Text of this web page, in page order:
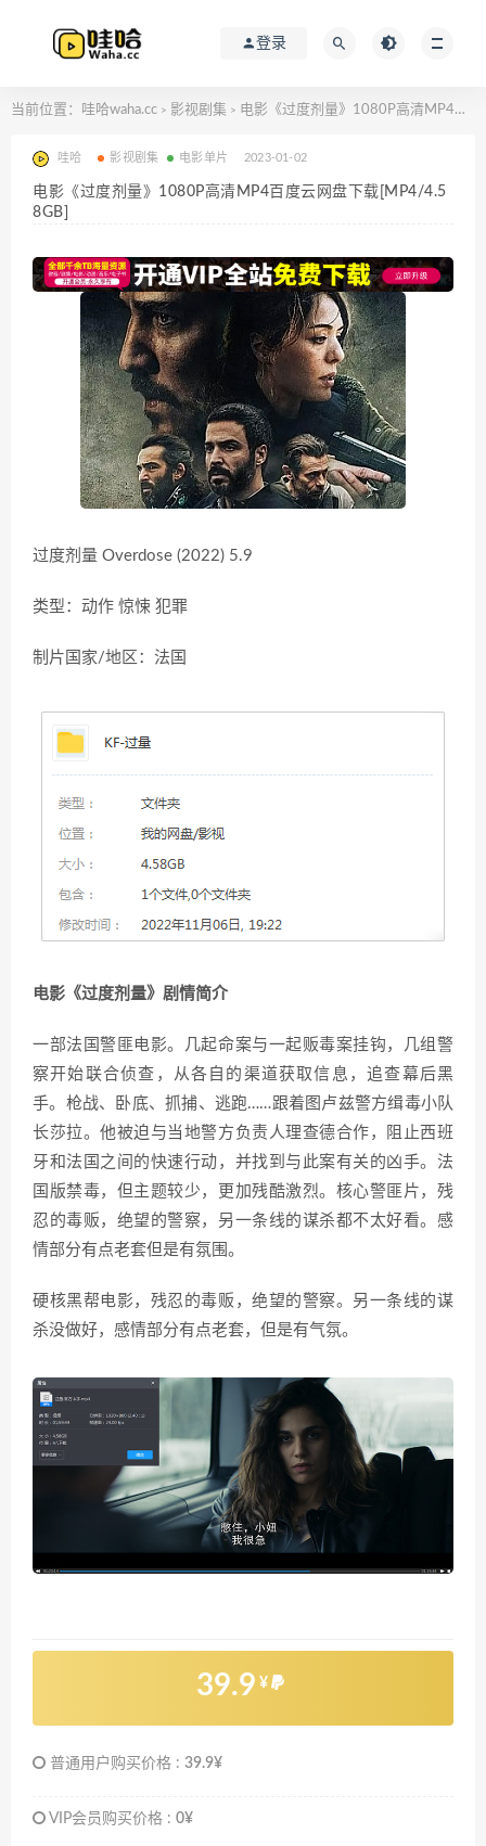
登录
当前位置： 哇哈waha.cc > 影视剧集 > 电影《过度剂量》1080P高清MP4百度云网盘下载[MP4/4.58GB]
哇哈 影视剧集 电影单片 2023-01-02
电影《过度剂量》1080P高清MP4百度云网盘下载[MP4/4.5
8GB]
过度剂量 Overdose (2022) 5.9
类型：动作 惊悚 犯罪
制片国家/地区：法国
电影《过度剂量》剧情简介
一部法国警匪电影。几起命案与一起贩毒案挂钩，几组警
察开始联合侦查，从各自的渠道获取信息，追查幕后黑
手。枪战、卧底、抓捕、逃跑……跟着图卢兹警方缉毒小队
长莎拉。他被迫与当地警方负责人理查德合作，阻止西班
牙和法国之间的快速行动，并找到与此案有关的凶手。法
国版禁毒，但主题较少，更加残酷激烈。核心警匪片，残
忍的毒贩，绝望的警察，另一条线的谋杀都不太好看。感
情部分有点老套但是有氛围。
硬核黑帮电影，残忍的毒贩，绝望的警察。另一条线的谋
杀没做好，感情部分有点老套，但是有气氛。
39.9 ¥
普通用户购买价格 : 39.9¥
VIP会员购买价格 : 0¥